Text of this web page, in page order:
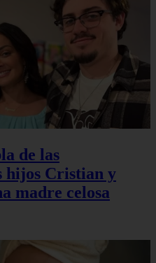
de las
hijos Cristian y
madre celosa